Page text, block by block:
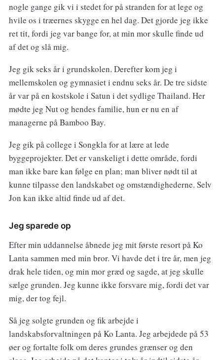
nogle gange gik vi i stedet for på stranden for at lege og
hvile os i træernes skygge en hel dag. Det gjorde jeg ikke
ret tit, fordi jeg var bange for, at min mor skulle finde ud
af det og slå mig.
Jeg gik seks år i grundskolen. Derefter kom jeg i
mellemskolen og gymnasiet i endnu seks år. De tre sidste
år var på en kostskole i Satun i det sydlige Thailand. Her
mødte jeg Nut og hendes familie, hun er nu en af
managerne på Bamboo Bay.
Jeg gik på college i Songkla for at lære at lede
byggeprojekter. Det er vanskeligt i dette område, fordi
man ikke bare kan følge en plan; man bliver nødt til at
kunne tilpasse den landskabet og omstændighederne. Selv
Jon kan ikke altid finde ud af det.
Jeg sparede op
Efter min uddannelse åbnede jeg mit første resort på Ko
Lanta sammen med min bror. Vi havde det i tre år, men jeg
drak hele tiden, og min mor græd og sagde, at jeg skulle
sælge grunden. Jeg kunne ikke forsvare mig, fordi det var
mig, der tog fejl.
Så jeg solgte grunden og fik arbejde i
landskabsforvaltningen på Ko Lanta. Jeg arbejdede på 53
øer og fortalte folk om deres grundes grænser og den